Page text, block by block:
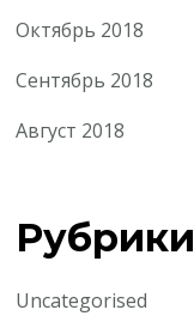
Октябрь 2018
Сентябрь 2018
Август 2018
Рубрики
Uncategorised